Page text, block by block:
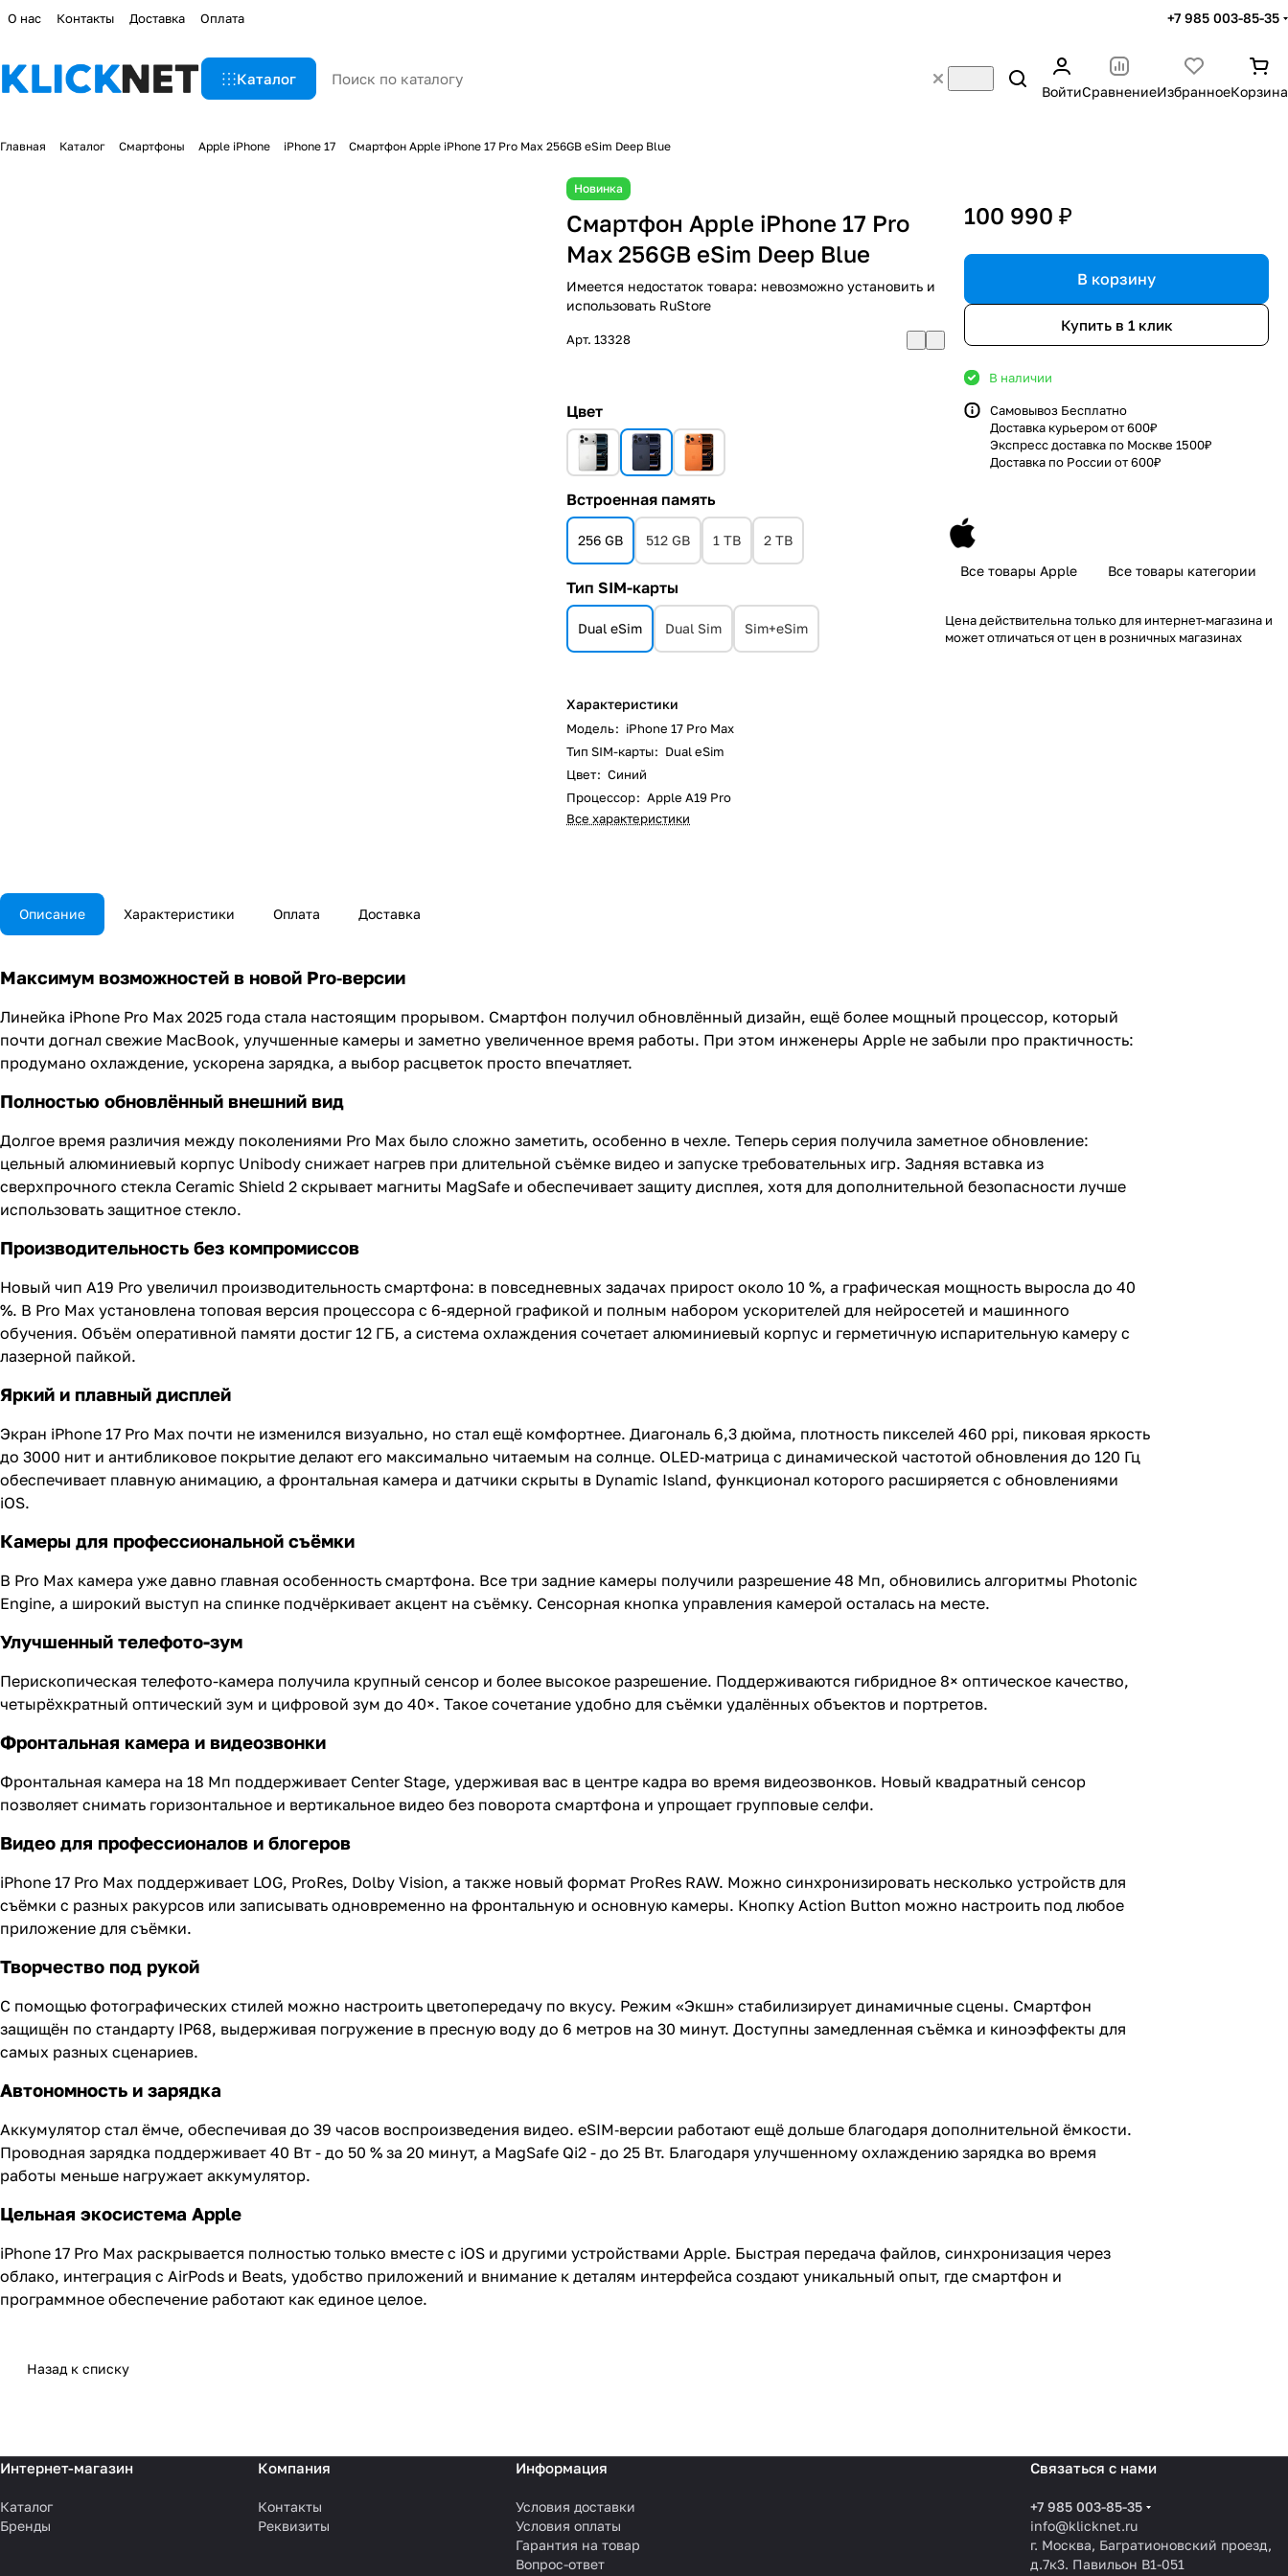
О нас Контакты Доставка Оплата +7 985 003-85-35
Каталог
ВойтиСравнениеИзбранноеКорзина
Главная Каталог Смартфоны Apple iPhone iPhone 17 Смартфон Apple iPhone 17 Pro Max 256GB eSim Deep Blue
Новинка
Смартфон Apple iPhone 17 Pro
Max 256GB eSim Deep Blue
Имеется недостаток товара: невозможно установить и
использовать RuStore
Арт.13328
Цвет
Встроенная память
256 GB 512 GB 1 TB 2 TB
Тип SIM-карты
Dual eSim Dual Sim Sim+eSim
Характеристики
Модель: iPhone 17 Pro Max
Тип SIM-карты: Dual eSim
Цвет: Синий
Процессор: Apple A19 Pro
Все характеристики
100 990 ₽
В корзину
Купить в 1 клик
В наличии
Самовывоз Бесплатно
Доставка курьером от 600₽
Экспресс доставка по Москве 1500₽
Доставка по России от 600₽
Все товары Apple Все товары категории
Цена действительна только для интернет-магазина и
может отличаться от цен в розничных магазинах
Описание Характеристики Оплата Доставка
Максимум возможностей в новой Pro‑версии
Линейка iPhone Pro Max 2025 года стала настоящим прорывом. Смартфон получил обновлённый дизайн, ещё более мощный процессор, который
почти догнал свежие MacBook, улучшенные камеры и заметно увеличенное время работы. При этом инженеры Apple не забыли про практичность:
продумано охлаждение, ускорена зарядка, а выбор расцветок просто впечатляет.
Полностью обновлённый внешний вид
Долгое время различия между поколениями Pro Max было сложно заметить, особенно в чехле. Теперь серия получила заметное обновление:
цельный алюминиевый корпус Unibody снижает нагрев при длительной съёмке видео и запуске требовательных игр. Задняя вставка из
сверхпрочного стекла Ceramic Shield 2 скрывает магниты MagSafe и обеспечивает защиту дисплея, хотя для дополнительной безопасности лучше
использовать защитное стекло.
Производительность без компромиссов
Новый чип A19 Pro увеличил производительность смартфона: в повседневных задачах прирост около 10 %, а графическая мощность выросла до 40
%. В Pro Max установлена топовая версия процессора с 6-ядерной графикой и полным набором ускорителей для нейросетей и машинного
обучения. Объём оперативной памяти достиг 12 ГБ, а система охлаждения сочетает алюминиевый корпус и герметичную испарительную камеру с
лазерной пайкой.
Яркий и плавный дисплей
Экран iPhone 17 Pro Max почти не изменился визуально, но стал ещё комфортнее. Диагональ 6,3 дюйма, плотность пикселей 460 ppi, пиковая яркость
до 3000 нит и антибликовое покрытие делают его максимально читаемым на солнце. OLED‑матрица с динамической частотой обновления до 120 Гц
обеспечивает плавную анимацию, а фронтальная камера и датчики скрыты в Dynamic Island, функционал которого расширяется с обновлениями
iOS.
Камеры для профессиональной съёмки
В Pro Max камера уже давно главная особенность смартфона. Все три задние камеры получили разрешение 48 Мп, обновились алгоритмы Photonic
Engine, а широкий выступ на спинке подчёркивает акцент на съёмку. Сенсорная кнопка управления камерой осталась на месте.
Улучшенный телефото-зум
Перископическая телефото-камера получила крупный сенсор и более высокое разрешение. Поддерживаются гибридное 8× оптическое качество,
четырёхкратный оптический зум и цифровой зум до 40×. Такое сочетание удобно для съёмки удалённых объектов и портретов.
Фронтальная камера и видеозвонки
Фронтальная камера на 18 Мп поддерживает Center Stage, удерживая вас в центре кадра во время видеозвонков. Новый квадратный сенсор
позволяет снимать горизонтальное и вертикальное видео без поворота смартфона и упрощает групповые селфи.
Видео для профессионалов и блогеров
iPhone 17 Pro Max поддерживает LOG, ProRes, Dolby Vision, а также новый формат ProRes RAW. Можно синхронизировать несколько устройств для
съёмки с разных ракурсов или записывать одновременно на фронтальную и основную камеры. Кнопку Action Button можно настроить под любое
приложение для съёмки.
Творчество под рукой
С помощью фотографических стилей можно настроить цветопередачу по вкусу. Режим «Экшн» стабилизирует динамичные сцены. Смартфон
защищён по стандарту IP68, выдерживая погружение в пресную воду до 6 метров на 30 минут. Доступны замедленная съёмка и киноэффекты для
самых разных сценариев.
Автономность и зарядка
Аккумулятор стал ёмче, обеспечивая до 39 часов воспроизведения видео. eSIM‑версии работают ещё дольше благодаря дополнительной ёмкости.
Проводная зарядка поддерживает 40 Вт - до 50 % за 20 минут, а MagSafe Qi2 - до 25 Вт. Благодаря улучшенному охлаждению зарядка во время
работы меньше нагружает аккумулятор.
Цельная экосистема Apple
iPhone 17 Pro Max раскрывается полностью только вместе с iOS и другими устройствами Apple. Быстрая передача файлов, синхронизация через
облако, интеграция с AirPods и Beats, удобство приложений и внимание к деталям интерфейса создают уникальный опыт, где смартфон и
программное обеспечение работают как единое целое.
Назад к списку
Интернет-магазин
Каталог
Бренды
Компания
Контакты
Реквизиты
Информация
Условия доставки
Условия оплаты
Гарантия на товар
Вопрос-ответ
Связаться с нами
+7 985 003-85-35
info@klicknet.ru
г. Москва, Багратионовский проезд,
д.7к3. Павильон B1-051